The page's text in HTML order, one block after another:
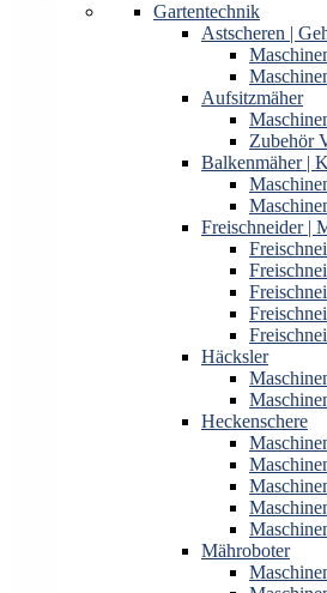
Gartentechnik
Astscheren |
Aufsitzmäher
Zubehör
Balkenmäher |
Freischneider |
Häcksler
Heckenschere
Mähroboter